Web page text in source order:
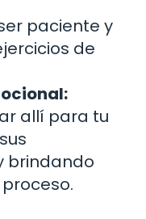
paciente y
de
allí para tu
brindando